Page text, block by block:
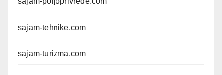
sajam-tehnike.com
sajam-turizma.com